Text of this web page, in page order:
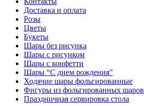
Доставка и оплата
Розы
Цветы
Букеты
Шары без рисунка
Шары с рисунком
Шары с конфетти
Шары “С днем рождения”
Ходячие шары фольгированные
Фигуры из фольгированных шаров
Праздничная сервировка стола